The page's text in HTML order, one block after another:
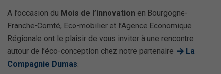
A l’occasion du Mois de l’innovation en Bourgogne-
Franche-Comté, Eco-mobilier et l’Agence Economique
Régionale ont le plaisir de vous inviter à une rencontre
autour de l’éco-conception chez notre partenaire
La
Compagnie Dumas.